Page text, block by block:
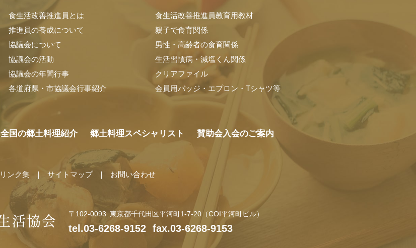
食生活改善推進員とは
推進員の養成について
協議会について
協議会の活動
協議会の年間行事
各道府県・市協議会行事紹介
食生活改善推進員教育用教材
親子で食育関係
男性・高齢者の食育関係
生活習慣病・減塩くん関係
クリアファイル
会員用バッジ・エプロン・Tシャツ等
全国の郷土料理紹介 郷土料理スペシャリスト 賛助会入会のご案内
リンク集 サイトマップ お問い合わせ
〒102-0093 東京都千代田区平河町1-7-20（COI平河町ビル）
tel.03-6268-9152 fax.03-6268-9153